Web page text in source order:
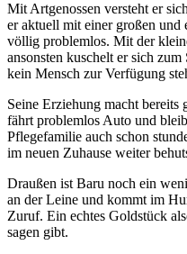
Mit Artgenossen versteht er
er aktuell mit einer großen
völlig problemlos. Mit der
ansonsten kuschelt er sich
kein Mensch zur Verfügung
Seine Erziehung macht bereits
fährt problemlos Auto und
Pflegefamilie auch schon
im neuen Zuhause weiter
Draußen ist Baru noch ein
an der Leine und kommt im
Zuruf. Ein echtes Goldstück
sagen gibt.